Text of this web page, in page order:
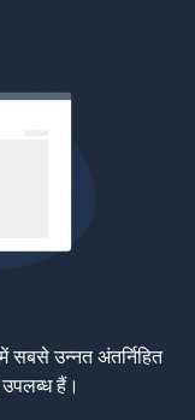
सबसे उन्नत अंतर्निहित
उपलब्ध हैं।